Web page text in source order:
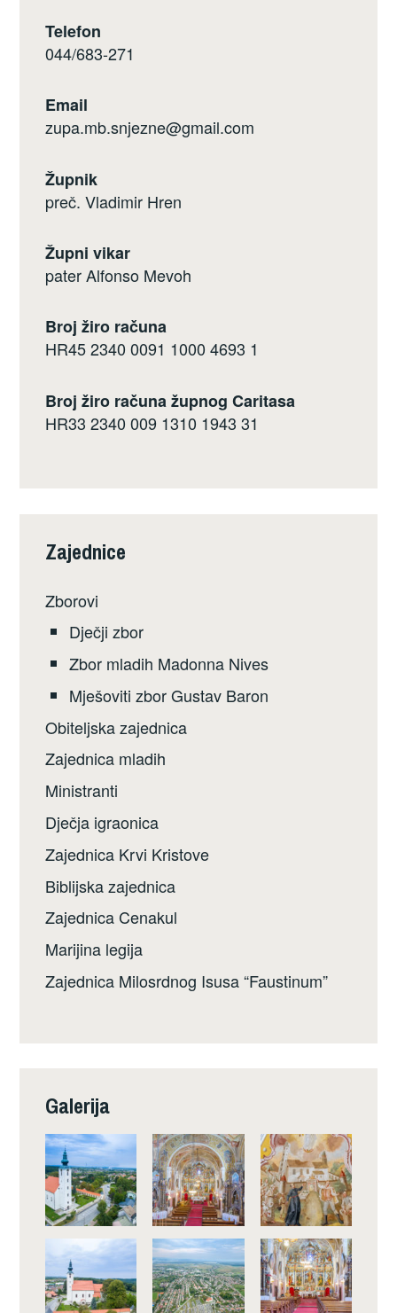
Telefon
044/683-271
Email
zupa.mb.snjezne@gmail.com
Župnik
preč. Vladimir Hren
Župni vikar
pater Alfonso Mevoh
Broj žiro računa
HR45 2340 0091 1000 4693 1
Broj žiro računa župnog Caritasa
HR33 2340 009 1310 1943 31
Zajednice
Zborovi
Dječji zbor
Zbor mladih Madonna Nives
Mješoviti zbor Gustav Baron
Obiteljska zajednica
Zajednica mladih
Ministranti
Dječja igraonica
Zajednica Krvi Kristove
Biblijska zajednica
Zajednica Cenakul
Marijina legija
Zajednica Milosrdnog Isusa “Faustinum”
Galerija